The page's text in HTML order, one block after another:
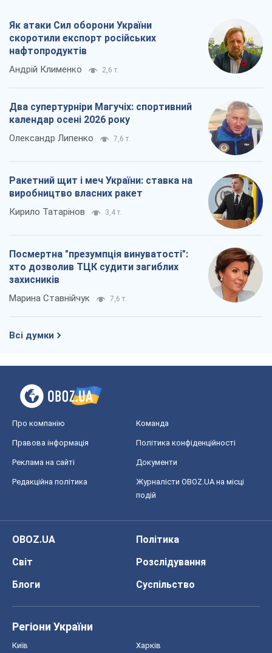
Як атаки Сил оборони України
скоротили експорт російських
нафтопродуктів
Андрій Клименко 2,6 т.
Два супертурніри Магучіх: спортивний
календар осені 2026 року
Олександр Липенко 7,6 т.
Ракетний щит і меч України: ставка на
виробництво власних ракет
Кирило Татарінов 3,4 т.
Посмертна "презумпція винуватості":
хто дозволив ТЦК судити загиблих
захисників
Марина Ставнійчук 7,6 т.
Всі думки
Про компанію Команда
Правова інформація Політика конфіденційності
Реклама на сайті Документи
Редакційна політика
Журналісти OBOZ.UA на місці
подій
OBOZ.UA
Політика
Світ
Розслідування
Блоги
Суспільство
Регіони України
Київ Харків